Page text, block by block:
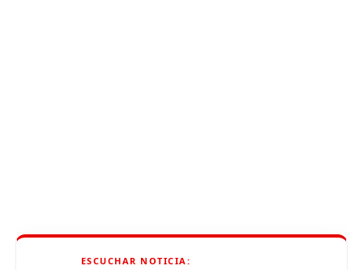
ESCUCHAR NOTICIA: